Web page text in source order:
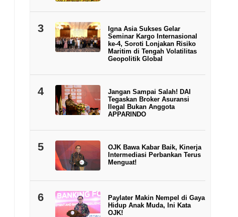
3
Igna Asia Sukses Gelar
Seminar Kargo Internasional
ke-4, Soroti Lonjakan Risiko
Maritim di Tengah Volatilitas
Geopolitik Global
4
Jangan Sampai Salah! DAI
Tegaskan Broker Asuransi
Ilegal Bukan Anggota
APPARINDO
5
OJK Bawa Kabar Baik, Kinerja
Intermediasi Perbankan Terus
Menguat!
6
Paylater Makin Nempel di Gaya
Hidup Anak Muda, Ini Kata
OJK!